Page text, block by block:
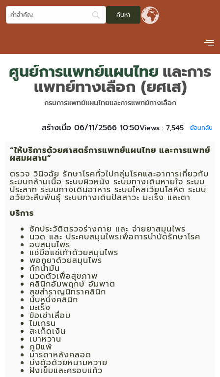
ศูนย์การแพทย์แผนไทย และการ
แพทย์ทางเลือก (ยศเส)
กรมการแพทย์แผนไทยและการแพทย์ทางเลือก
สร้างเมื่อ 06/11/2566 10:50Views : 7,545 ย้อนกลับ
“ให้บริการด้วยศาสตร์การแพทย์แผนไทย และการแพทย์
ผสมผสาน”
ตรวจ วินิจฉัย รักษาโรคทั่วไปกลุ่มโรคและอาการเกี่ยวกับ
ระบบกล้ามเนื้อ ระบบผิวหนัง ระบบทางเดินหายใจ ระบบ
ประสาท ระบบทางเดินอาหาร ระบบไหลเวียนโลหิต ระบบ
อวัยวะสืบพันธุ์ ระบบทางเดินปัสสาวะ มะเร็ง และตา
บริการ
ซักประวัติตรวจร่างกาย และ จ่ายยาสมุนไพร
นวด และ ประคบสมุนไพรเพื่อการบำบัดรักษาโรค
อบสมุนไพร
แช่มือแช่เท้าด้วยสมุนไพร
พอกยาด้วยสมุนไพร
กักน้ำมัน
นวดตัวเพื่อสุขภาพ
คลินิกอัมพฤกษ์ อัมพาต
สุขสำราญนิทราคลินิก
นับหนึ่งคลินิก
มะเร็ง
ข้อเข่าเสื่อม
ไมเกรน
สะเก็ดเงิน
เบาหวาน
ภูมิแพ้
มารดาหลังคลอด
บ่งต้อด้วยหนามหวาย
ฝังเข็มและครอบแก้ว